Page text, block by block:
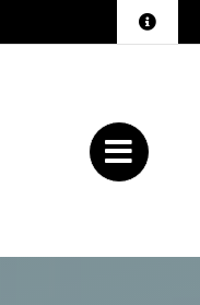
Toggle